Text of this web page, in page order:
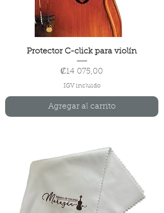
Protector C-click para violín
Precio
₡14 075,00
IGV incluido
Agregar al carrito